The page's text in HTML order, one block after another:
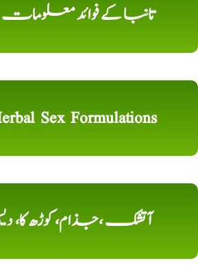
Copper تانبا کے فوائد معلومات
Sex Formulations
آتشک ،جذام، کوڑھ کا،